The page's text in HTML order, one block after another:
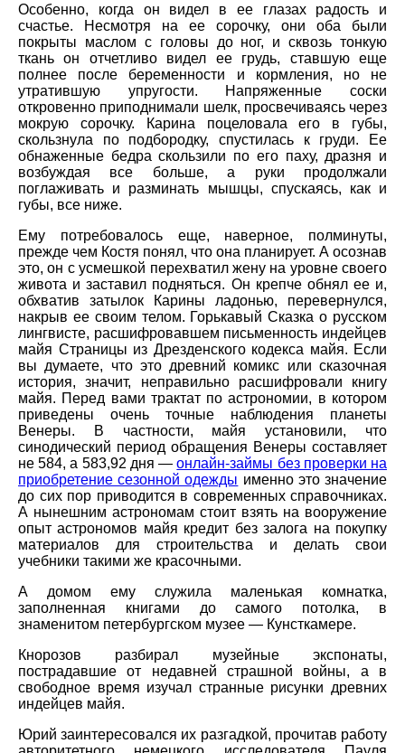
Особенно, когда он видел в ее глазах радость и
счастье. Несмотря на ее сорочку, они оба были
покрыты маслом с головы до ног, и сквозь тонкую
ткань он отчетливо видел ее грудь, ставшую еще
полнее после беременности и кормления, но не
утратившую упругости. Напряженные соски
откровенно приподнимали шелк, просвечиваясь через
мокрую сорочку. Карина поцеловала его в губы,
скользнула по подбородку, спустилась к груди. Ее
обнаженные бедра скользили по его паху, дразня и
возбуждая все больше, а руки продолжали
поглаживать и разминать мышцы, спускаясь, как и
губы, все ниже.
Ему потребовалось еще, наверное, полминуты,
прежде чем Костя понял, что она планирует. А осознав
это, он с усмешкой перехватил жену на уровне своего
живота и заставил подняться. Он крепче обнял ее и,
обхватив затылок Карины ладонью, перевернулся,
накрыв ее своим телом. Горькавый Сказка о русском
лингвисте, расшифровавшем письменность индейцев
майя Страницы из Дрезденского кодекса майя. Если
вы думаете, что это древний комикс или сказочная
история, значит, неправильно расшифровали книгу
майя. Перед вами трактат по астрономии, в котором
приведены очень точные наблюдения планеты
Венеры. В частности, майя установили, что
синодический период обращения Венеры составляет
не 584, а 583,92 дня —онлайн-займы без проверки на
приобретение сезонной одежды именно это значение
до сих пор приводится в современных справочниках.
А нынешним астрономам стоит взять на вооружение
опыт астрономов майя кредит без залога на покупку
материалов для строительства и делать свои
учебники такими же красочными.
А домом ему служила маленькая комнатка,
заполненная книгами до самого потолка, в
знаменитом петербургском музее — Кунсткамере.
Кнорозов разбирал музейные экспонаты,
пострадавшие от недавней страшной войны, а в
свободное время изучал странные рисунки древних
индейцев майя.
Юрий заинтересовался их разгадкой, прочитав работу